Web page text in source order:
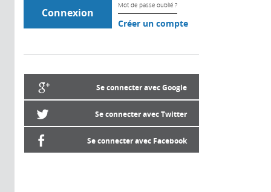
Mot de passe oublié ?
Créer un compte
Se connecter avec Google
Se connecter avec Twitter
Se connecter avec Facebook